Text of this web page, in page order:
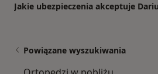
Jakie ubezpieczenia akceptuje
Powiązane wyszukiwania